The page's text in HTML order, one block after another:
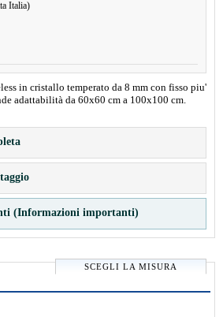
Italia)
in cristallo temperato da 8 mm con fisso piu'
adattabilità da 60x60 cm a 100x100 cm.
(Informazioni importanti)
SCEGLI LA MISURA